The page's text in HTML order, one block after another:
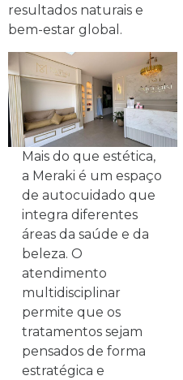
resultados naturais e
bem-estar global.
Mais do que estética,
a Meraki é um espaço
de autocuidado que
integra diferentes
áreas da saúde e da
beleza. O
atendimento
multidisciplinar
permite que os
tratamentos sejam
pensados de forma
estratégica e